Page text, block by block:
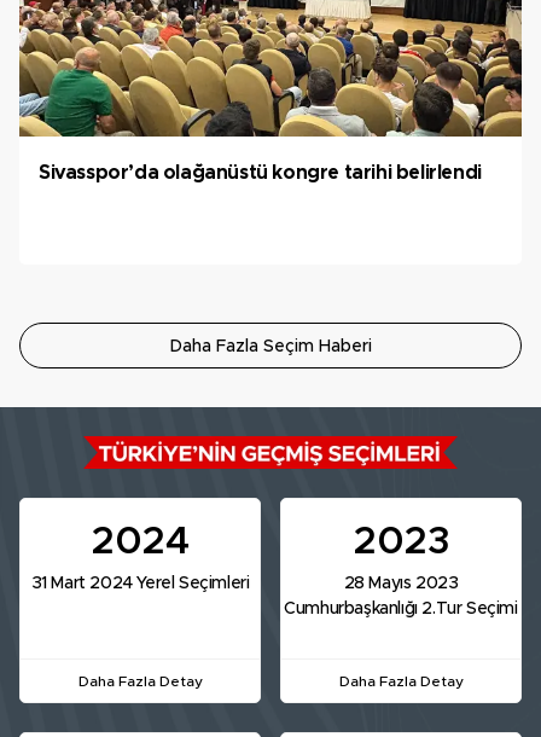
Sivasspor’da olağanüstü kongre tarihi belirlendi
Daha Fazla Seçim Haberi
2024
31 Mart 2024 Yerel Seçimleri
Daha Fazla Detay
2023
28 Mayıs 2023
Cumhurbaşkanlığı 2.Tur Seçimi
Daha Fazla Detay